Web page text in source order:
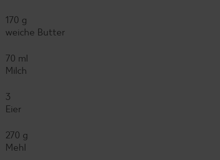
170 g
weiche Butter
70 ml
Milch
3
Eier
270 g
Mehl